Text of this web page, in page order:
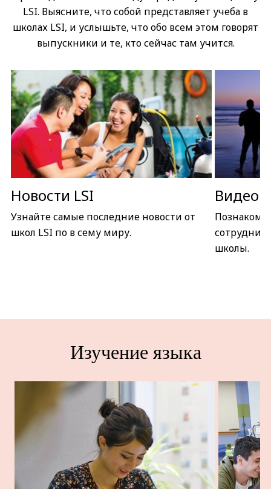
LSI. Выясните, что собой представляет учеба в
школах LSI, и услышьте, что обо всем этом говорят
выпускники и те, кто сейчас там учится.
Новости LSI
Узнайте самые последние новости от
школ LSI по в сему миру.
Видео
школы.
Изучение языка